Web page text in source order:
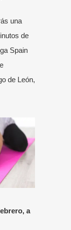
una
de
Spain
de León,
a